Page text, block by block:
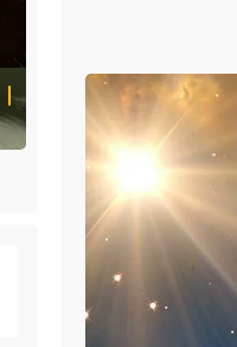
هولناک از یک سگ با فَک
سگ فقط با یک فک